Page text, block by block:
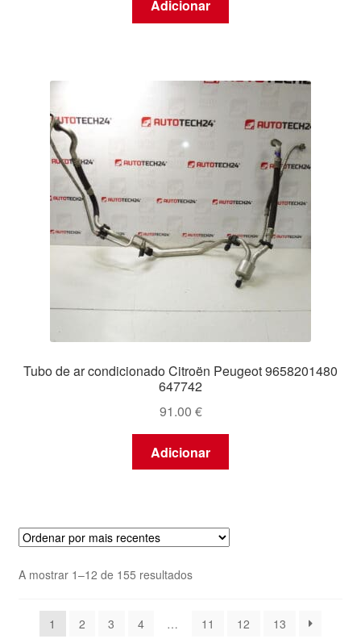
Adicionar
Tubo de ar condicionado Citroën Peugeot 9658201480
647742
91.00 €
Adicionar
A mostrar 1–12 de 155 resultadosOrdenado
recentes
1 2 3 4 … 11 12 13